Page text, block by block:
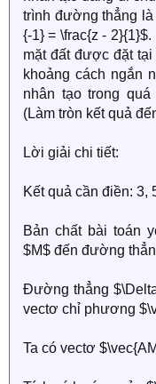
trình đường thẳng là
{-1} = \frac{z -
mặt đất được đặt
khoảng cách ngắn
nhân tạo trong
(Làm tròn kết quả
Lời giải chi tiết:
Kết quả cần điền: 3,
Bản chất bài toán
$M$ đến đường
Đường thẳng
vectơ chỉ phương
Ta có vectơ